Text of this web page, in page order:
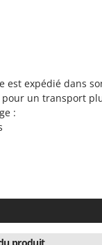
est expédié dans
un transport
:
produit